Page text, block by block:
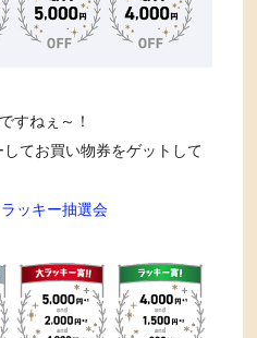
すねぇ～！
てお買い物券をゲットして
ッキー抽選会